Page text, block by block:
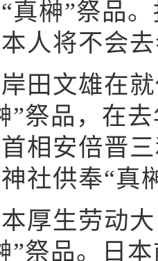
真榊”祭品
人将不会
文雄在就
”祭品，在
相安倍晋
社供奉“真
生劳动大
”祭品。日